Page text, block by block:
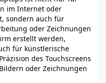
im Internet oder
sondern auch für
oder Zeichnungen
erstellt werden,
für künstlerische
des Touchscreens
oder Zeichnungen